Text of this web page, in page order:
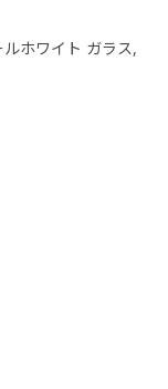
ホワイト ガラス,